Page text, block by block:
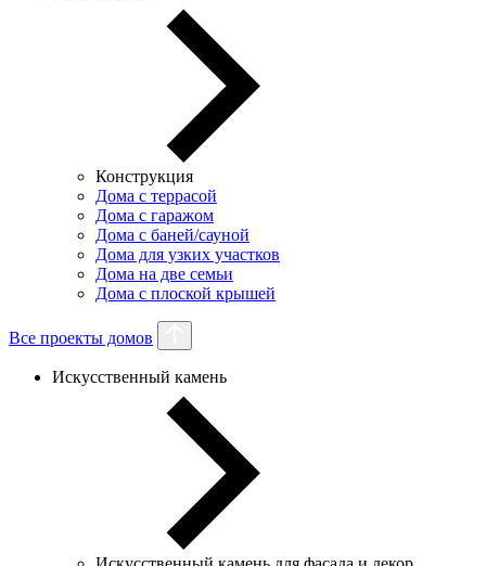
Конструкция
Дома с террасой
Дома с гаражом
Дома с баней/сауной
Дома для узких участков
Дома на две семьи
Дома с плоской крышей
Все проекты домов
Искусственный камень